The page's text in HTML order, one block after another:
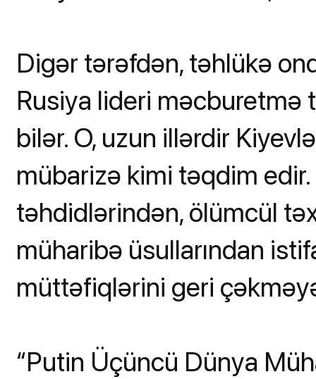
Digər tərəfdən, təhlükə
Rusiya lideri məcburetmə
bilər. O, uzun illərdir
mübarizə kimi təqdim
təhdidlərindən, ölümcül
müharibə üsullarından
müttəfiqlərini geri çəkməyə
“Putin Üçüncü Dünya